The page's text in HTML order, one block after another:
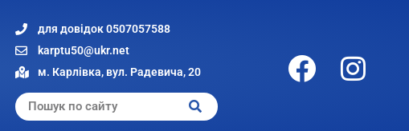
для довідок 0507057588
karptu50@ukr.net
м. Карлівка, вул. Радевича, 20